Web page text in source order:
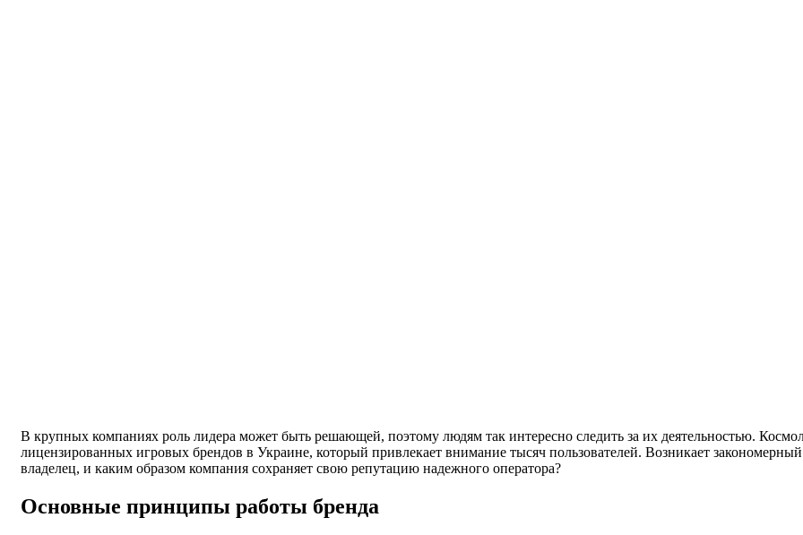
В крупных компаниях роль лидера может быть решающей, поэтому людям так интересно следить за их деятельностью.
лицензированных игровых брендов в Украине, который привлекает внимание тысяч пользователей. Возникает
владелец, и каким образом компания сохраняет свою репутацию надежного оператора?
Основные принципы работы бренда